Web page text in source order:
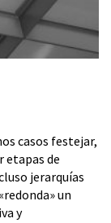
casos festejar,
etapas de
jerarquías
un
y